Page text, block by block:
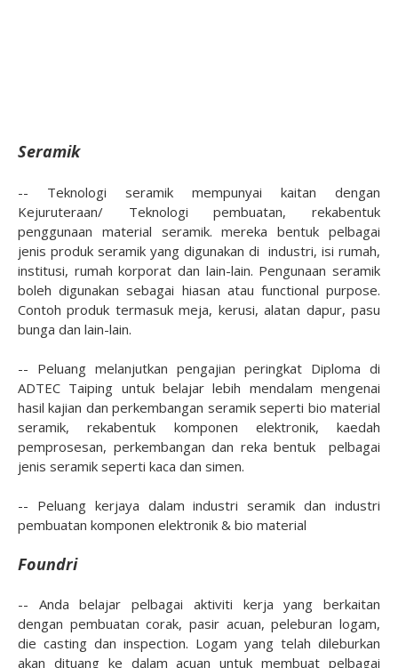
Seramik
-- Teknologi seramik mempunyai kaitan dengan
Kejuruteraan/ Teknologi pembuatan, rekabentuk
penggunaan material seramik. mereka bentuk pelbagai
jenis produk seramik yang digunakan di industri, isi rumah,
institusi, rumah korporat dan lain-lain. Pengunaan seramik
boleh digunakan sebagai hiasan atau functional purpose.
Contoh produk termasuk meja, kerusi, alatan dapur, pasu
bunga dan lain-lain.
-- Peluang melanjutkan pengajian peringkat Diploma di
ADTEC Taiping untuk belajar lebih mendalam mengenai
hasil kajian dan perkembangan seramik seperti bio material
seramik, rekabentuk komponen elektronik, kaedah
pemprosesan, perkembangan dan reka bentuk pelbagai
jenis seramik seperti kaca dan simen.
-- Peluang kerjaya dalam industri seramik dan industri
pembuatan komponen elektronik & bio material
Foundri
-- Anda belajar pelbagai aktiviti kerja yang berkaitan
dengan pembuatan corak, pasir acuan, peleburan logam,
die casting dan inspection. Logam yang telah dileburkan
akan dituang ke dalam acuan untuk membuat pelbagai